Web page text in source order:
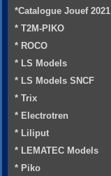
*Catalogue Jouef 2021
* T2M-PIKO
* ROCO
* LS Models
* LS Models SNCF
* Trix
* Electrotren
* Liliput
* LEMATEC Models
* Piko